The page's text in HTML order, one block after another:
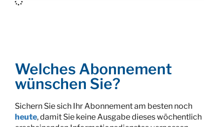
Welches Abonnement
wünschen Sie?
Sichern Sie sich Ihr Abonnement am besten noch
heute, damit Sie keine Ausgabe dieses wöchentlich